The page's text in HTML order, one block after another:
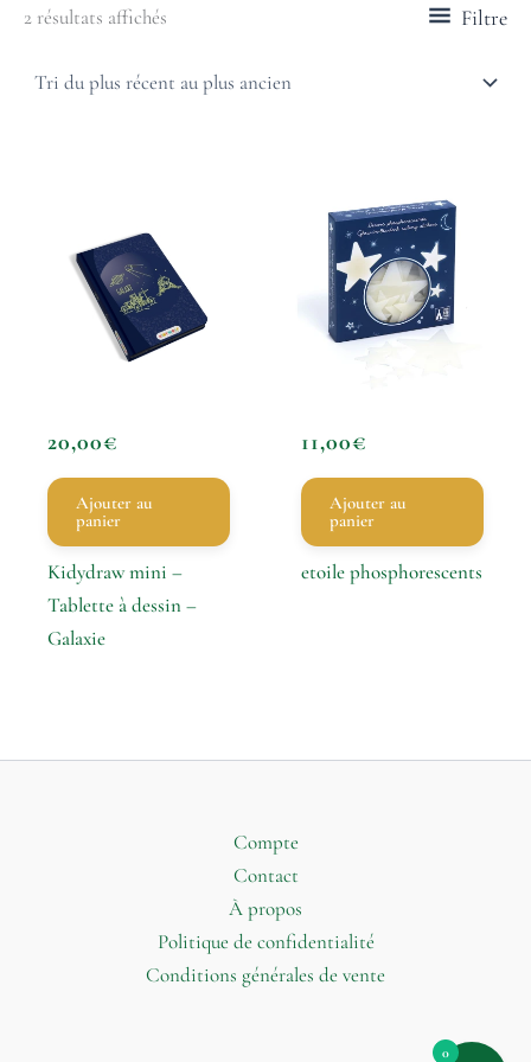
2 résultats affichés Filtre
20,00€
Ajouter au
panier
Kidydraw mini –
Tablette à dessin –
Galaxie
11,00€
Ajouter au
panier
etoile phosphorescents
Compte
Contact
À propos
Politique de confidentialité
Conditions générales de vente
0